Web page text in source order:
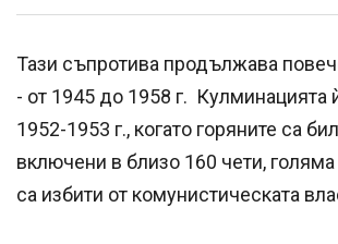
Тази съпротива продължава
- от 1945 до 1958 г. Кулминацията
1952-1953 г., когато горяните са
включени в близо 160 чети, голяма
са избити от комунистическата